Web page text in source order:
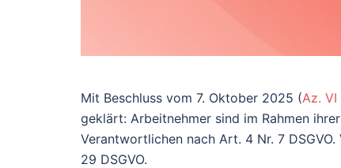
Mit Beschluss vom 7. Oktober 2025 (Az.
geklärt: Arbeitnehmer sind im Rahmen
Verantwortlichen nach Art. 4 Nr. 7
29 DSGVO.